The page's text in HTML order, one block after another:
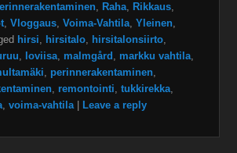
, Raha, Rikkaus,
,Vloggaus,Voima-Vahtila,Yleinen,
hirsi, hirsitalo, hirsitalonsiirto,
, loviisa, malmgård , markku vahtila,
, perinnerakentaminen,
, remontointi,tukkirekka,
,voima-vahtila Leave a reply